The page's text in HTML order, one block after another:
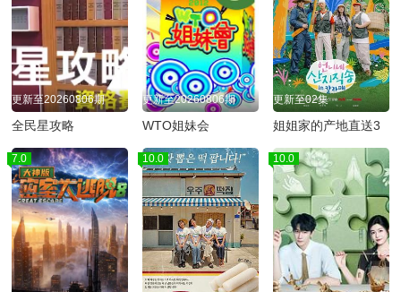
更新至20260806期
全民星攻略
更新至20260806期
WTO姐妹会
更新至02集
姐姐家的产地直送3
7.0 10.0 10.0